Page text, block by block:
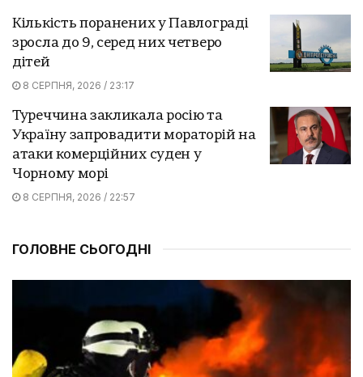
Кількість поранених у Павлограді
зросла до 9, серед них четверо
дітей
8 СЕРПНЯ, 2026 / 23:17
Туреччина закликала росію та
Україну запровадити мораторій на
атаки комерційних суден у
Чорному морі
8 СЕРПНЯ, 2026 / 22:57
ГОЛОВНЕ СЬОГОДНІ